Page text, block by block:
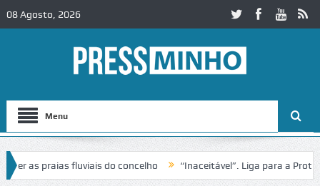
08 Agosto, 2026
Menu
praias fluviais do concelho “Inaceitável”. Liga para a Proteção